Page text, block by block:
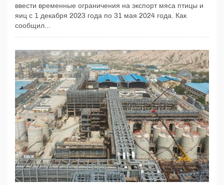
ввести временные ограничения на экспорт мяса птицы и
яиц с 1 декабря 2023 года по 31 мая 2024 года. Как
сообщил...